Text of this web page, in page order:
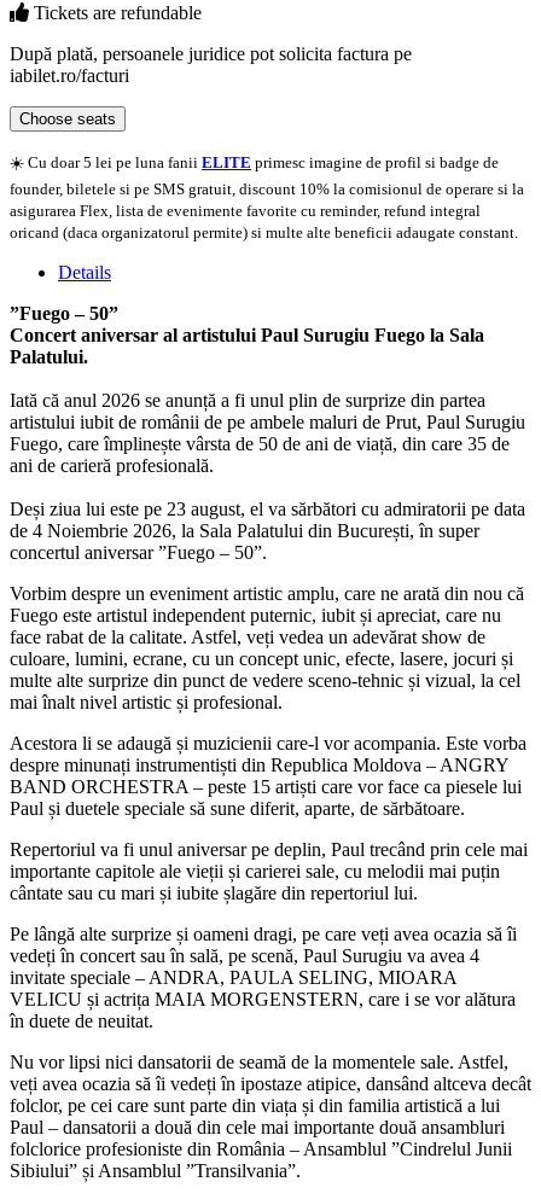
Tickets are refundable
După plată, persoanele juridice pot solicita factura pe
iabilet.ro/facturi
Choose seats
☀️ Cu doar 5 lei pe luna fanii ELITE primesc imagine de profil si badge de
founder, biletele si pe SMS gratuit, discount 10% la comisionul de operare si la
asigurarea Flex, lista de evenimente favorite cu reminder, refund integral
oricand (daca organizatorul permite) si multe alte beneficii adaugate constant.
Details
”Fuego – 50”
Concert aniversar al artistului Paul Surugiu Fuego la Sala
Palatului.
Iată că anul 2026 se anunță a fi unul plin de surprize din partea
artistului iubit de românii de pe ambele maluri de Prut, Paul Surugiu
Fuego, care împlinește vârsta de 50 de ani de viață, din care 35 de
ani de carieră profesională.
Deși ziua lui este pe 23 august, el va sărbători cu admiratorii pe data
de 4 Noiembrie 2026, la Sala Palatului din București, în super
concertul aniversar ”Fuego – 50”.
Vorbim despre un eveniment artistic amplu, care ne arată din nou că
Fuego este artistul independent puternic, iubit și apreciat, care nu
face rabat de la calitate. Astfel, veți vedea un adevărat show de
culoare, lumini, ecrane, cu un concept unic, efecte, lasere, jocuri și
multe alte surprize din punct de vedere sceno-tehnic și vizual, la cel
mai înalt nivel artistic și profesional.
Acestora li se adaugă și muzicienii care-l vor acompania. Este vorba
despre minunați instrumentiști din Republica Moldova – ANGRY
BAND ORCHESTRA – peste 15 artiști care vor face ca piesele lui
Paul și duetele speciale să sune diferit, aparte, de sărbătoare.
Repertoriul va fi unul aniversar pe deplin, Paul trecând prin cele mai
importante capitole ale vieții și carierei sale, cu melodii mai puțin
cântate sau cu mari și iubite șlagăre din repertoriul lui.
Pe lângă alte surprize și oameni dragi, pe care veți avea ocazia să îi
vedeți în concert sau în sală, pe scenă, Paul Surugiu va avea 4
invitate speciale – ANDRA, PAULA SELING, MIOARA
VELICU și actrița MAIA MORGENSTERN, care i se vor alătura
în duete de neuitat.
Nu vor lipsi nici dansatorii de seamă de la momentele sale. Astfel,
veți avea ocazia să îi vedeți în ipostaze atipice, dansând altceva decât
folclor, pe cei care sunt parte din viața și din familia artistică a lui
Paul – dansatorii a două din cele mai importante două ansambluri
folclorice profesioniste din România – Ansamblul ”Cindrelul Junii
Sibiului” și Ansamblul ”Transilvania”.